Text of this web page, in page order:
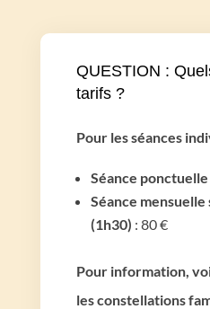
QUESTION :
tarifs ?
Pour les séances
Séance
Séance mensuelle
(1h30) : 80 €
Pour information,
les constellations